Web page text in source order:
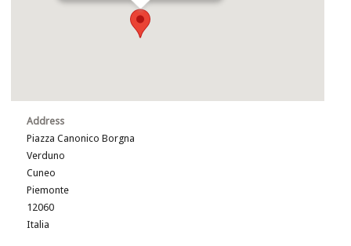
Address
Piazza Canonico Borgna
Verduno
Cuneo
Piemonte
12060
Italia